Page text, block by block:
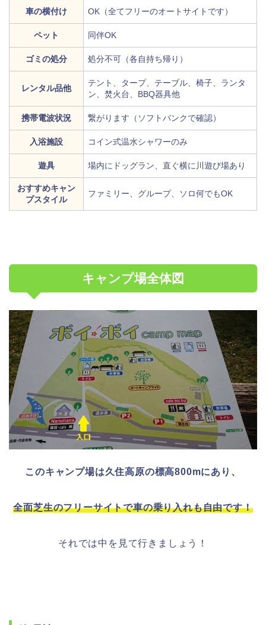
車の横付け OK（全てフリーのオートサイトです）
ペット 同伴OK
ゴミの処分 処分不可（各自持ち帰り）
レンタル品他
テント、タープ、テーブル、椅子、ランタ
ン、焚火台、BBQ器具他
携帯電波状況 繋がります（ソフトバンクで確認）
入浴施設 コイン式温水シャワーのみ
遊具 場内にドッグラン、直ぐ横に川遊び場あり
おすすめキャン
プスタイル
ファミリー、グループ、ソロ何でもOK
キャンプ場全体図
このキャンプ場は久住高原の標高800mにあり、
全面芝生のフリーサイトで車の乗り入れも自由です！
それでは中を見て行きましょう！